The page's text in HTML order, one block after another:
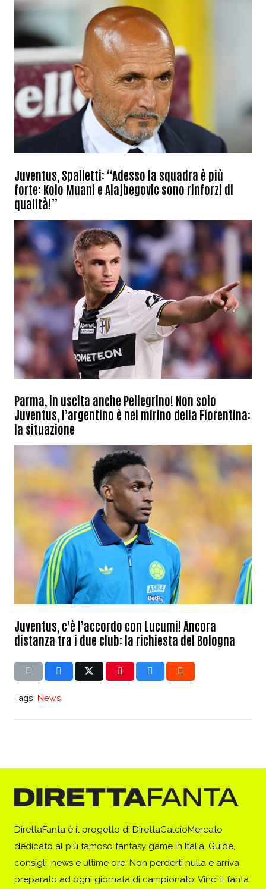
Juventus, Spalletti: “Adesso la squadra è più
forte: Kolo Muani e Alajbegovic sono rinforzi di
qualità!”
Parma, in uscita anche Pellegrino! Non solo
Juventus, l’argentino è nel mirino della Fiorentina:
la situazione
Juventus, c’è l’accordo con Lucumi! Ancora
distanza tra i due club: la richiesta del Bologna
Tags: News
DirettaFanta è il progetto di DirettaCalcioMercato
dedicato al più famoso fantasy game in Italia. Guide,
consigli, news e ultime ore. Non perderti nulla e arriva
preparato ad ogni giornata di campionato. Vinci il fanta